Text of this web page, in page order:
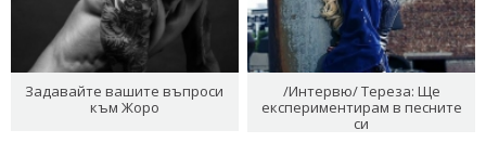
Задавайте вашите въпроси
към Жоро
/Интервю/ Тереза: Ще
експериментирам в песните
си